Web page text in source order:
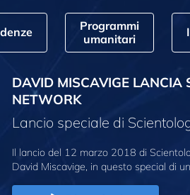
Programmi
umanitari
DAVID MISCAVIGE LANCIA
NETWORK
Lancio speciale di
Il lancio del 12 marzo 2018 di
David Miscavige, in questo special di